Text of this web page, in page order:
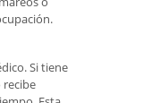
Si tiene